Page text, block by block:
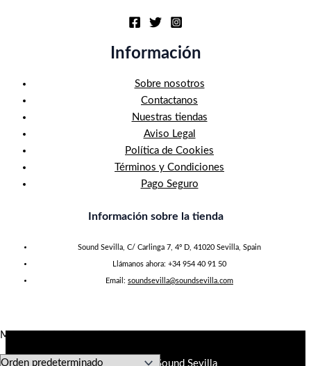
Mostrando los 4 resultados
Información
Sobre nosotros
Contactanos
Nuestras tiendas
Aviso Legal
Política de Cookies
Términos y Condiciones
Pago Seguro
Información sobre la tienda
Sound Sevilla, C/ Carlinga 7, 4º D, 41020 Sevilla, Spain
Llámanos ahora: +34 954 40 91 50
Email: soundsevilla@soundsevilla.com
Copyright © 2026 Sound Sevilla Sound Sevilla